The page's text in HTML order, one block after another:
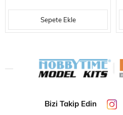
PLASTIK UÇAK MODELI
Sepete Ekle
Bizi Takip Edin